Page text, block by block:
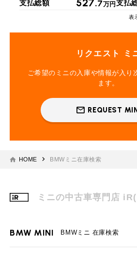
支払総額 527.7万円 支払
表
リクエスト ミ
ご希望のミニの入庫や情報が入り
ます。
REQUEST
HOME BMWミニ在庫検索
ミニの中古車専門店
BMW MINI BMWミニ 在庫検索